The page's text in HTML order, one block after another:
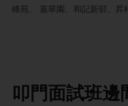
峰苑、 嘉翠園、和記新邨、昇
叩門面試班邊